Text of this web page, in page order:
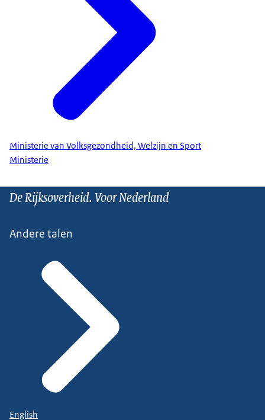
Ministerie van Volksgezondheid, Welzijn en Sport
Ministerie
De Rijksoverheid. Voor Nederland
Andere talen
English